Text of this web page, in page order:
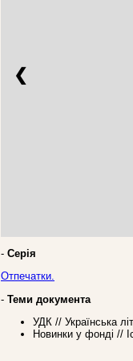
❮
- Серія
Отпечатки.
- Теми документа
УДК // Українська
Новинки у фонді //